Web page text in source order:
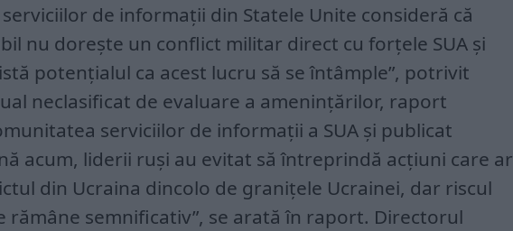
de informații din Statele Unite consideră că
nu dorește un conflict militar direct cu forțele SUA și
potențialul ca acest lucru să se întâmple”, potrivit
neclasificat de evaluare a amenințărilor, raport
serviciilor de informații a SUA şi publicat
acum, liderii ruși au evitat să întreprindă acțiuni care ar
din Ucraina dincolo de granițele Ucrainei, dar riscul
rămâne semnificativ”, se arată în raport. Directorul